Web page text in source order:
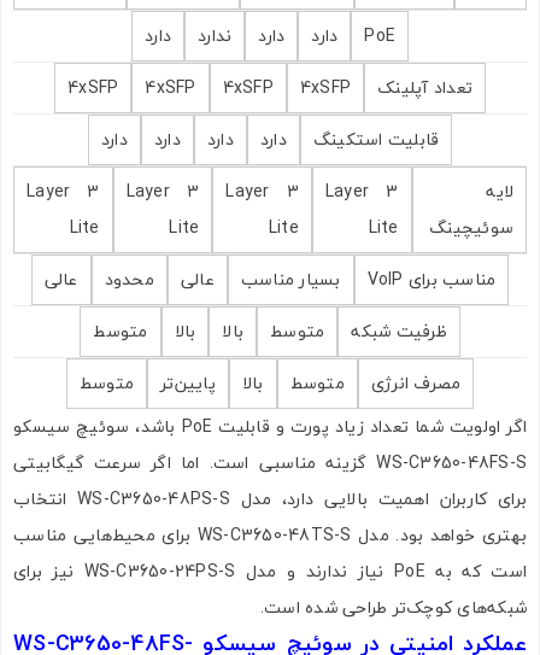
PoE
دارد دارد ندارد
دارد
تعداد آپلینک
4xSFP
4xSFP
4xSFP
4xSFP
قابلیت استکینگ
دارد دارد دارد
دارد
لایه
سوئیچینگ
Layer 3
Lite
Layer 3
Lite
Layer 3
Lite
Layer 3
Lite
مناسب برای VoIP
بسیار مناسب عالی محدود
عالی
ظرفیت شبکه
متوسط بالا بالا
متوسط
مصرف انرژی
متوسط بالا پایین‌تر
متوسط
اگر اولویت شما تعداد زیاد پورت و قابلیت PoE باشد، سوئیچ سیسکو
WS-C3650-48FS-S گزینه مناسبی است. اما اگر سرعت گیگابیتی
برای کاربران اهمیت بالایی دارد، مدل WS-C3650-48PS-S انتخاب
بهتری خواهد بود. مدل WS-C3650-48TS-S برای محیط‌هایی مناسب
است که به PoE نیاز ندارند و مدل WS-C3650-24PS-S نیز برای
شبکه‌های کوچک‌تر طراحی شده است.
عملکرد امنیتی در سوئیچ سیسکو WS-C3650-48FS-